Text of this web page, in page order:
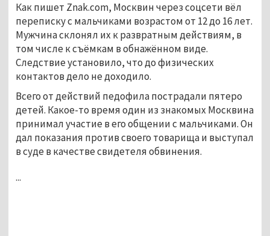
Как пишет Znak.com, Москвин через соцсети вёл
переписку с мальчиками возрастом от 12 до 16 лет.
Мужчина склонял их к развратным действиям, в
том числе к съёмкам в обнажённом виде.
Следствие установило, что до физических
контактов дело не доходило.
Всего от действий педофила пострадали пятеро
детей. Какое-то время один из знакомых Москвина
принимал участие в его общении с мальчиками. Он
дал показания против своего товарища и выступал
в суде в качестве свидетеля обвинения.
...